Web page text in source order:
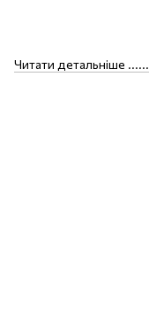
Читати детальніше ......